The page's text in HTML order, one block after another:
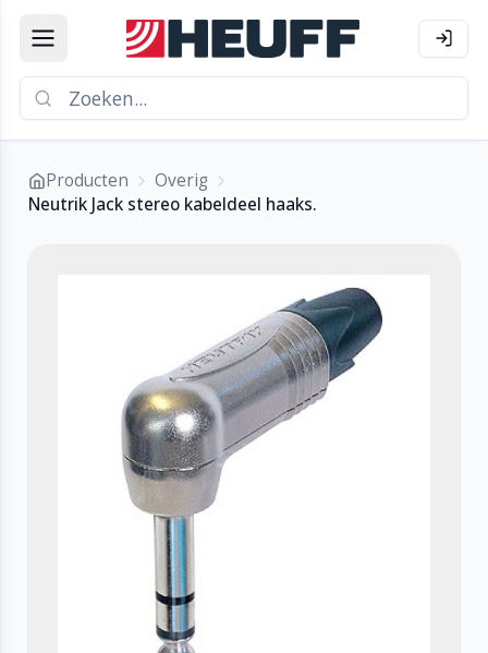
Producten
Overig
Neutrik Jack stereo kabeldeel haaks.